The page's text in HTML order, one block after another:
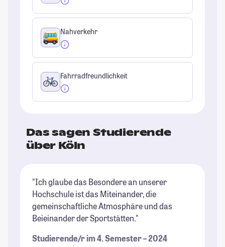
Nahverkehr
Fahrradfreundlichkeit
Das sagen Studierende
über Köln
"Ich glaube das Besondere an unserer
Hochschule ist das Miteinander, die
gemeinschaftliche Atmosphäre und das
Beieinander der Sportstätten."
Studierende/r im 4. Semester – 2024